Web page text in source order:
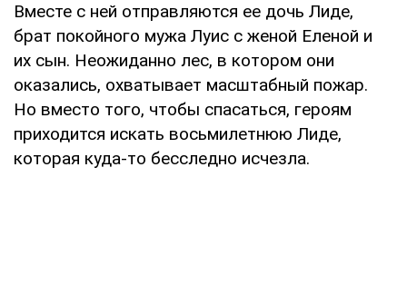
Вместе с ней отправляются ее дочь Лиде,
брат покойного мужа Луис с женой Еленой и
их сын. Неожиданно лес, в котором они
оказались, охватывает масштабный пожар.
Но вместо того, чтобы спасаться, героям
приходится искать восьмилетнюю Лиде,
которая куда-то бесследно исчезла.